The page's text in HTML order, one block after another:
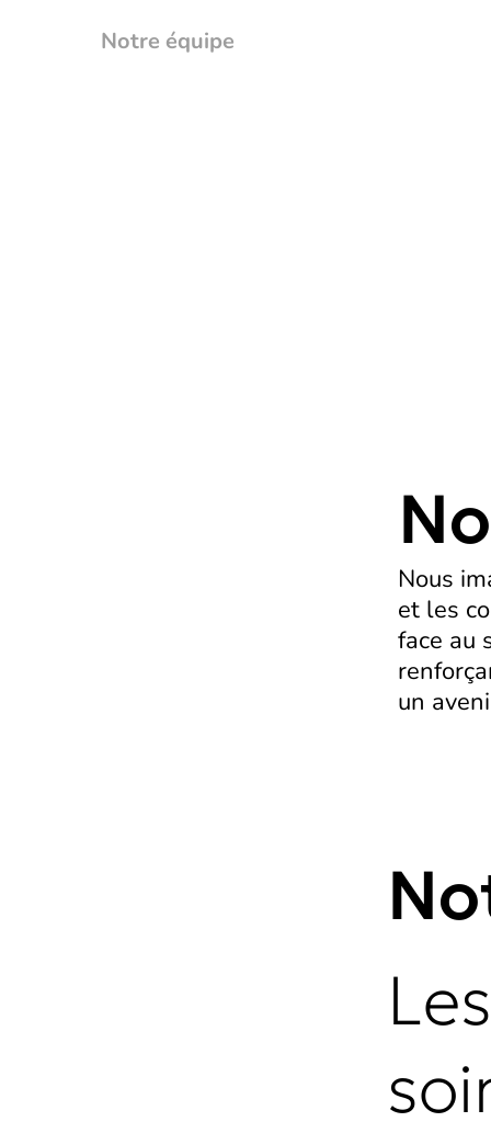
Notre équipe
Nous
et les
face au
un